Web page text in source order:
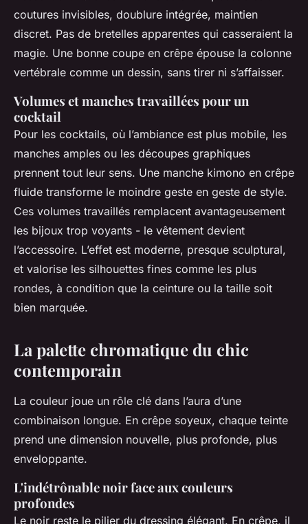
coutures invisibles, doublure intégrée, maintien
discret. Pas de bretelles apparentes qui casseraient la
magie. Une bonne coupe en crêpe épouse la colonne
vertébrale comme un dessin, sans tirer ni s’affaisser.
Volumes et manches travaillées pour un
cocktail
Pour les cocktails, où l’ambiance est plus mobile, les
manches amples ou les découpes graphiques
prennent tout leur sens. Une manche kimono en crêpe
fluide transforme le moindre geste en geste de style.
Ces volumes travaillés remplacent avantageusement
les bijoux trop voyants - le vêtement devient
l’accessoire. L’effet est moderne, presque sculptural,
et valorise les silhouettes fines comme les plus
rondes, à condition que la ceinture ou la taille soit
bien marquée.
La palette chromatique du chic
contemporain
La couleur joue un rôle clé dans l’aura d’une
combinaison longue. En crêpe soyeux, chaque teinte
prend une dimension nouvelle, plus profonde, plus
enveloppante.
L'indétrônable noir face aux couleurs
profondes
Le noir reste le pilier du dressing élégant. En crêpe, il